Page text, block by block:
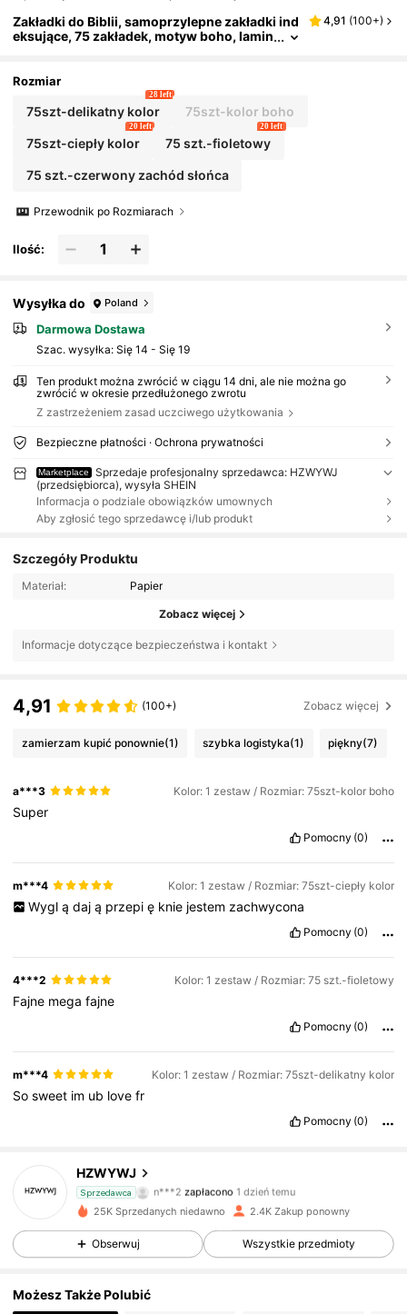
Zakładki do Biblii, samoprzylepne zakładki ind
eksujące, 75 zakładek, motyw boho, lamin
Biblii, zakładki do ksiąg biblijnych, zakładki z e
tykietami do Biblii, zakładki do Biblii, samoprz
ylepne zakładki. (5 arkuszy/zestaw), artykuły
szkolne, powrót do szkoły
4,91 (100+)
Rozmiar
75szt-delikatny kolor
28 left
75szt-kolor boho
75szt-ciepły kolor
20 left
75 szt.-fioletowy
20 left
75 szt.-czerwony zachód słońca
Przewodnik po Rozmiarach
Ilość:
Wysyłka do Poland
Darmowa Dostawa
Szac. wysyłka: Się 14 - Się 19
Ten produkt można zwrócić w ciągu 14 dni, ale nie można go
zwrócić w okresie przedłużonego zwrotu
Z zastrzeżeniem zasad uczciwego użytkowania
Bezpieczne płatności · Ochrona prywatności
Marketplace
Sprzedaje profesjonalny sprzedawca: HZWYWJ
(przedsiębiorca), wysyła SHEIN
Informacja o podziale obowiązków umownych
Aby zgłosić tego sprzedawcę i/lub produkt
Szczegóły Produktu
Materiał: Papier
Zobacz więcej
Informacje dotyczące bezpieczeństwa i kontakt
4,91 (100+) Zobacz więcej
zamierzam kupić ponownie(1) szybka logistyka(1) piękny(7)
a***3 Kolor: 1 zestaw / Rozmiar: 75szt-kolor boho
Super
Pomocny (0)
m***4 Kolor: 1 zestaw / Rozmiar: 75szt-ciepły kolor
Wygl ą daj ą przepi ę knie jestem zachwycona
Pomocny (0)
4***2 Kolor: 1 zestaw / Rozmiar: 75 szt.-fioletowy
Fajne megafajne
Pomocny (0)
m***4 Kolor: 1 zestaw / Rozmiar: 75szt-delikatny kolor
Sosweet im ub lovefr
Pomocny (0)
HZWYWJ
Sprzedawca
n***2
zapłacono
1 dzień temu
zaobserwował(-a)
4,91
341 Obserwujący
4,91 341 Obserwujący
25K Sprzedanych niedawno 2.4K Zakup ponowny
Obserwuj Wszystkie przedmioty
Możesz Także Polubić